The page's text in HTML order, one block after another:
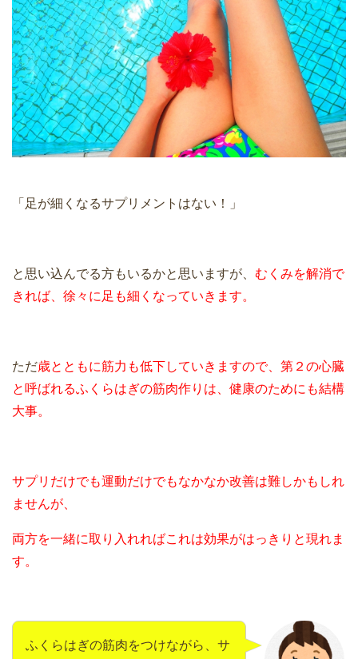
「足が細くなるサプリメントはない！」
と思い込んでる方もいるかと思いますが、 むくみを解消で
きれば、徐々に足も細くなっていきます。
ただ歳とともに筋力も低下していきますので、第２の心臓
と呼ばれるふくらはぎの筋肉作りは、健康のためにも結構
大事。
サプリだけでも運動だけでもなかなか改善は難しかもしれ
ませんが、
両方を一緒に取り入れればこれは効果がはっきりと現れま
す。
ふくらはぎの筋肉をつけながら、サ